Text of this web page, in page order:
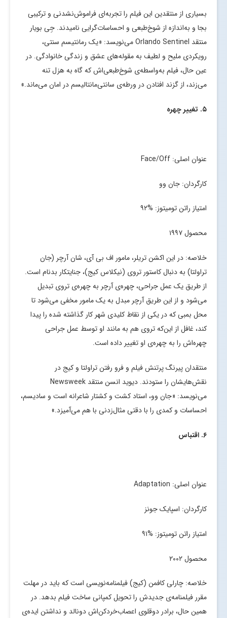
بسیاری از منتقدین این فیلم را تجربه‌ای فراموش‌نشدنی و ترکیبی
بجا و به‌اندازه از شوخ‌طبعی و احساسات‌گرایی نامیدند. جِی بویار
منتقد Orlando Sentinel می‌نویسد: «یک رمانتیسم سنتی،
رویکردی ملیح و لطیف به مقوله‌های عشق و زندگی خانوادگی. در
عین حال، فیلم به‌واسطه‌ی شوخ‌‌طبعی‌اش که گاه به هزل تنه
می‌زند، از گزند افتادن در ورطه‌ی سانتی‌مانتالیسم در امان می‌ماند.»
۵. تغییر چهره
عنوان اصلی: Face/Off
کارگردان: جان وو
امتیاز راتن تومیتوز: %۹۲
محصول ۱۹۹۷
خلاصه: در این اکشن تریلر، مامور اف بی آی، شان آرچر (جان
تراولتا) به دنبال کاستور تروی (نیکلاس کیج)، جنایتکار بدنام است.
از طریق یک عمل جراحی، چهره‌ی آرچر به چهره‌ی تروی تبدیل
می‌شود و از این طریق آرچر مبدل به یک مامور مخفی می‌شود تا
محل بمبی که در یکی از نقاط کلیدی شهر کار گذاشته شده را پیدا
کند، غافل از این‌که تروی هم به مانند او توسط عمل جراحی
چهره‌اش را به چهره‌ی او تغییر داده است.
منتقدان پیرنگ پرتنش فیلم و فرو رفتن تراولتا و کیج در
نقش‌هایشان را ستودند. دیوید انسن منتقد Newsweek
می‌نویسد: «جان وو، استاد کشت و کشتار شاعرانه است و سادیسم،
احساسات و کمدی را با دقتی مثال‌زدنی با هم می‌آمیزد.»
۶. اقتباس
عنوان اصلی: Adaptation
کارگردان: اسپایک جونز
امتیاز راتن تومیتوز: %۹۱
محصول ۲۰۰۲
خلاصه: چارلی کافمن (کیج) فیلمنامه‌نویسی است که باید در مهلت
مقرر فیلمنامه‌ی جدیدش را تحویل کمپانی ساخت فیلم بدهد. در
همین حال، برادر دوقلوی اعصاب‌خردکن‌اش دونالد و نداشتن ایده‌ی